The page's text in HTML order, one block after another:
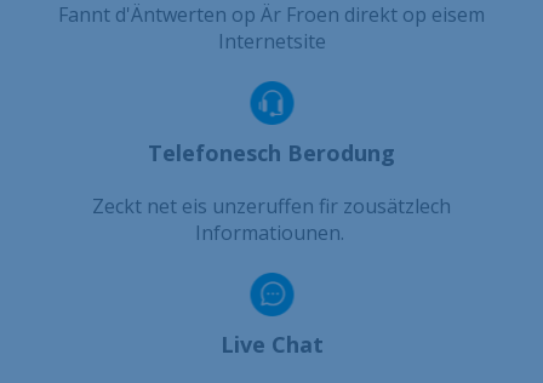
Fannt d'Äntwerten op Är Froen direkt op eisem
Internetsite
Telefonesch Berodung
Zeckt net eis unzeruffen fir zousätzlech
Informatiounen.
Live Chat